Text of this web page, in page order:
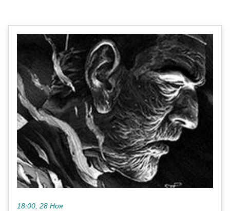
18:00, 28 Ноя